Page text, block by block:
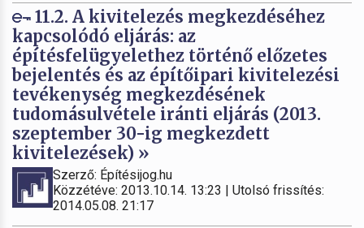
11.2. A kivitelezés megkezdéséhez
kapcsolódó eljárás: az
építésfelügyelethez történő előzetes
bejelentés és az építőipari kivitelezési
tevékenység megkezdésének
tudomásulvétele iránti eljárás (2013.
szeptember 30-ig megkezdett
kivitelezések) »
Szerző: Építésijog.hu
Közzétéve: 2013.10.14. 13:23 | Utolsó frissítés:
2014.05.08. 21:17